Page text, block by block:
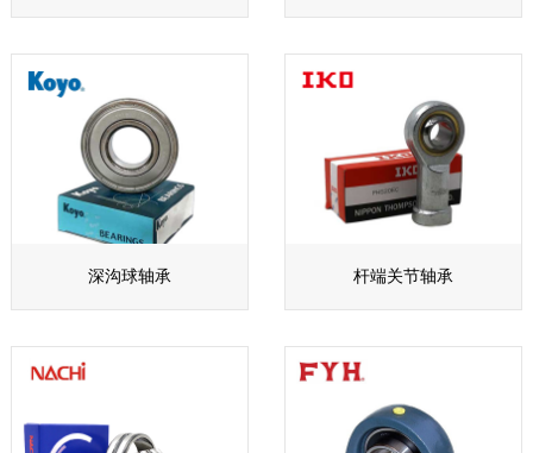
深沟球轴承 杆端关节轴承